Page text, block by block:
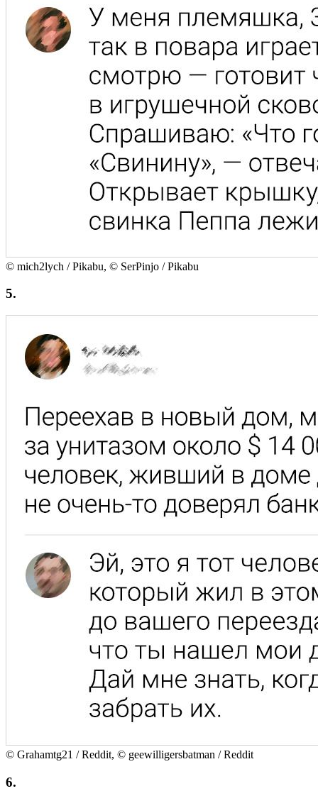
© mich2lych / Pikabu, © SerPinjo / Pikabu
5.
© Grahamtg21 / Reddit, © geewilligersbatman / Reddit
6.